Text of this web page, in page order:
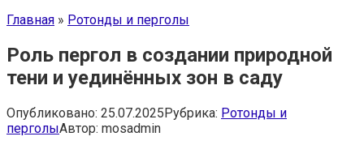
Главная » Ротонды и перголы
Роль пергол в создании природной
тени и уединённых зон в саду
Опубликовано: 25.07.2025Рубрика: Ротонды и
перголыАвтор: mosadmin